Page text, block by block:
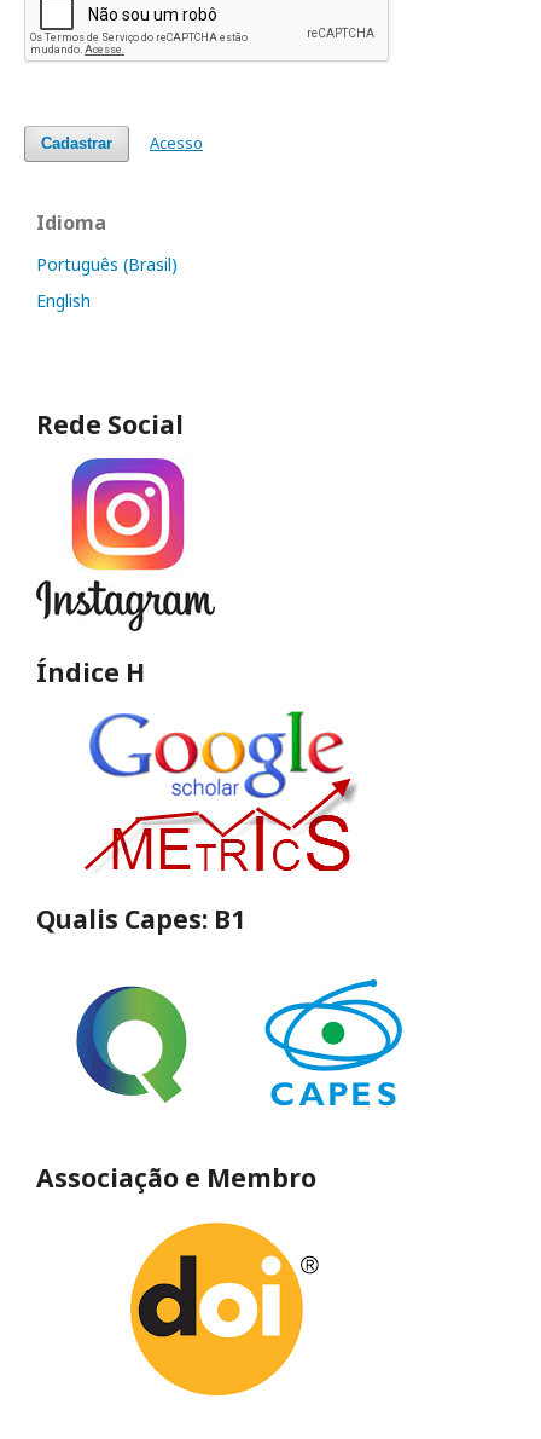
Cadastrar Acesso
Idioma
Português (Brasil)
English
Rede Social
Índice H
Qualis Capes: B1
Associação e Membro